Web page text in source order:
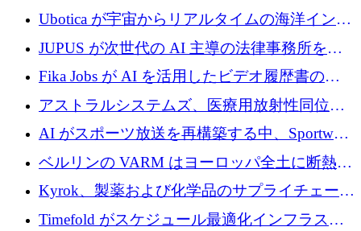
ステムを商業化し、焼却廃棄物を削減するた
めに43万ポンドを確保
Ubotica が宇宙からリアルタイムの海洋インテ
リジェンスを拡張するために 1,100 万ドルを
JUPUS が次世代の AI 主導の法律事務所を強
化するために 1,300 万ユーロを調達
Fika Jobs が AI を活用したビデオ履歴書のた
めに 400 万ドルを調達
アストラルシステムズ、医療用放射性同位元
素の世界的な不足に対処するために2,300万ポ
ンドを調達
AI がスポーツ放送を再構築する中、Sportway
が 2,000 万ユーロを調達
ベルリンの VARM はヨーロッパ全土に断熱材
を拡張するために 1,750 万ユーロを投資
Kyrok、製薬および化学品のサプライチェーン
に AI を導入するために 310 万ユーロを確保
Timefold がスケジュール最適化インフラスト